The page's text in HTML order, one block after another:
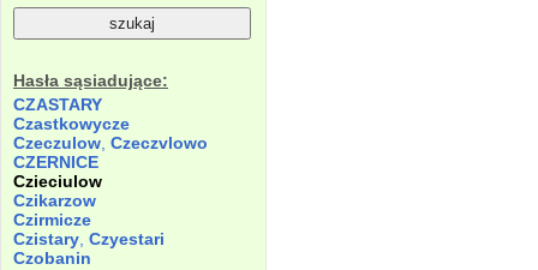
Hasła sąsiadujące:
CZASTARY
Czastkowycze
Czeczulow Czeczvlowo
CZERNICE
Czieciulow
Czikarzow
Czirmicze
Czistary Czyestari
Czobanin